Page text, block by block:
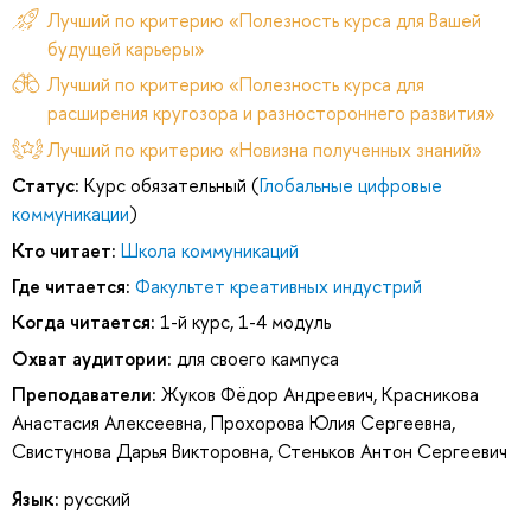
Лучший по критерию «Полезность курса для Вашей
будущей карьеры»
Лучший по критерию «Полезность курса для
расширения кругозора и разностороннего развития»
Лучший по критерию «Новизна полученных знаний»
Статус: Курс обязательный (Глобальные цифровые
коммуникации)
Кто читает: Школа коммуникаций
Где читается: Факультет креативных индустрий
Когда читается: 1-й курс, 1-4 модуль
Охват аудитории: для своего кампуса
Преподаватели: Жуков Фёдор Андреевич,Красникова
Анастасия Алексеевна,Прохорова Юлия Сергеевна,
Свистунова Дарья Викторовна,Стеньков Антон Сергеевич
Язык: русский